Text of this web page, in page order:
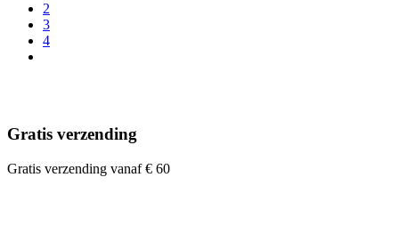
2
3
4
Gratis verzending
Gratis verzending vanaf € 60